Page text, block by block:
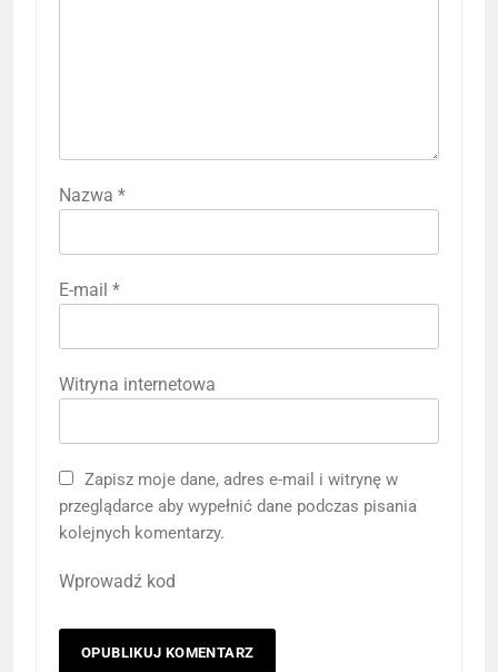
Nazwa *
E-mail *
Witryna internetowa
Zapisz moje dane, adres e-mail i witrynę w
przeglądarce aby wypełnić dane podczas pisania
kolejnych komentarzy.
Wprowadź kod